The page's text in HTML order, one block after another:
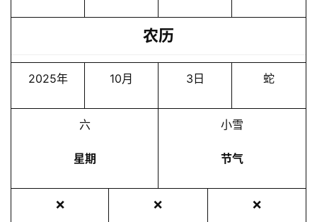
农历
2025年 10月 3日 蛇
六
星期
小雪
节气
❌ ❌ ❌